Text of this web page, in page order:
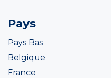
Pays
Pays Bas
Belgique
France